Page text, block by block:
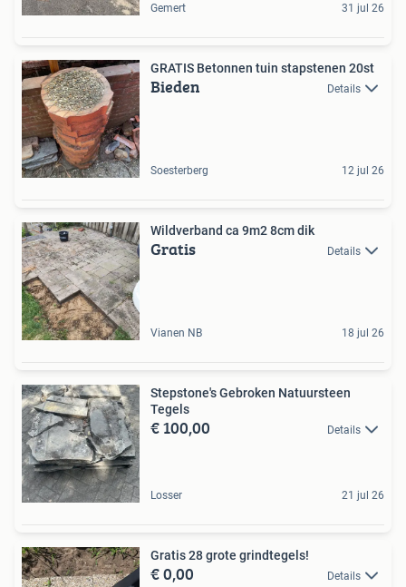
Gemert 31 jul 26
GRATIS Betonnen tuin stapstenen 20st
Bieden Details
Soesterberg 12 jul 26
Wildverband ca 9m2 8cm dik
Gratis Details
Vianen NB 18 jul 26
Stepstone's Gebroken Natuursteen
Tegels
€ 100,00 Details
Losser 21 jul 26
Gratis 28 grote grindtegels!
€ 0,00 Details